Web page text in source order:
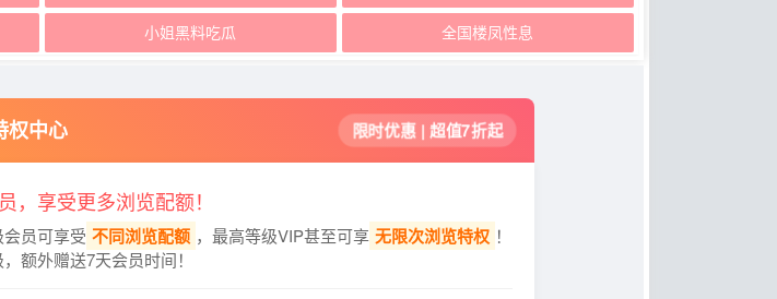
小姐黑料吃瓜 全国楼凤性息
权中心 限时优惠 | 超值7折起
，享受更多浏览配额！
员可享受 不同浏览配额 ，最高等级VIP甚至可享 无限次浏览特权 ！
额外赠送7天会员时间！